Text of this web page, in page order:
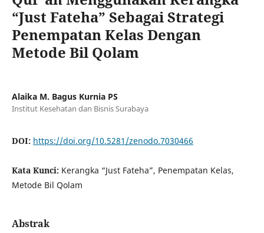
“Just Fateha” Sebagai Strategi
Penempatan Kelas Dengan
Metode Bil Qolam
Alaika M. Bagus Kurnia PS
Institut Kesehatan dan Bisnis Surabaya
DOI: https://doi.org/10.5281/zenodo.7030466
Kata Kunci: Kerangka “Just Fateha”, Penempatan Kelas,
Metode Bil Qolam
Abstrak